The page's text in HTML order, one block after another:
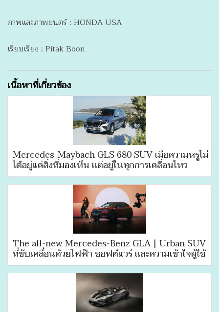
ภาพและภาพยนตร์ : HONDA USA
เรียบเรียง : Pitak Boon
เนื้อหาที่เกี่ยวข้อง
Mercedes-Maybach GLS 680 SUV เมื่อความหรูไม่
ได้อยู่แค่สิ่งที่มองเห็น แต่อยู่ในทุกการเคลื่อนไหว
The all-new Mercedes-Benz GLA | Urban SUV
ที่ขับเคลื่อนด้วยไฟฟ้า ซอฟต์แวร์ และความเข้าใจผู้ใช้